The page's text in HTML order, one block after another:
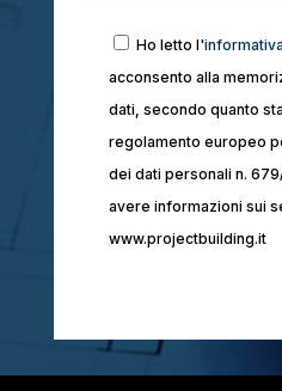
Ho letto l'
acconsento alla
dati, secondo quanto
regolamento europeo
www.projectbuilding.it